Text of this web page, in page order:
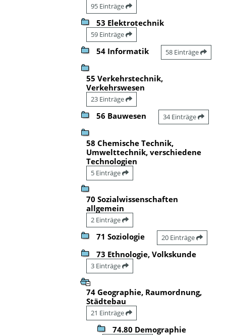
95 Einträge
53 Elektrotechnik
59 Einträge
54 Informatik 58 Einträge
55 Verkehrstechnik,
Verkehrswesen
23 Einträge
56 Bauwesen 34 Einträge
58 Chemische Technik,
Umwelttechnik, verschiedene
Technologien
5 Einträge
70 Sozialwissenschaften
allgemein
2 Einträge
71 Soziologie 20 Einträge
73 Ethnologie, Volkskunde
3 Einträge
74 Geographie, Raumordnung,
Städtebau
21 Einträge
74.80 Demographie